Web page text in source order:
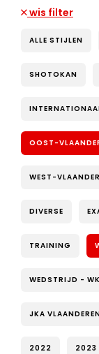
wis filter
ALLE STIJLEN
SHOTOKAN
OOST-
WEST-
DIVERSE
TRAINING
WEDSTRIJD -
JKA
2022 2023